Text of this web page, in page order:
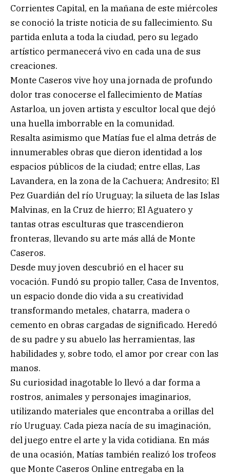
Corrientes Capital, en la mañana de este miércoles
se conoció la triste noticia de su fallecimiento. Su
partida enluta a toda la ciudad, pero su legado
artístico permanecerá vivo en cada una de sus
creaciones.
Monte Caseros vive hoy una jornada de profundo
dolor tras conocerse el fallecimiento de Matías
Astarloa, un joven artista y escultor local que dejó
una huella imborrable en la comunidad.
Resalta asimismo que Matías fue el alma detrás de
innumerables obras que dieron identidad a los
espacios públicos de la ciudad; entre ellas, Las
Lavandera, en la zona de la Cachuera; Andresito; El
Pez Guardián del río Uruguay; la silueta de las Islas
Malvinas, en la Cruz de hierro; El Aguatero y
tantas otras esculturas que trascendieron
fronteras, llevando su arte más allá de Monte
Caseros.
Desde muy joven descubrió en el hacer su
vocación. Fundó su propio taller, Casa de Inventos,
un espacio donde dio vida a su creatividad
transformando metales, chatarra, madera o
cemento en obras cargadas de significado. Heredó
de su padre y su abuelo las herramientas, las
habilidades y, sobre todo, el amor por crear con las
manos.
Su curiosidad inagotable lo llevó a dar forma a
rostros, animales y personajes imaginarios,
utilizando materiales que encontraba a orillas del
río Uruguay. Cada pieza nacía de su imaginación,
del juego entre el arte y la vida cotidiana. En más
de una ocasión, Matías también realizó los trofeos
que Monte Caseros Online entregaba en la